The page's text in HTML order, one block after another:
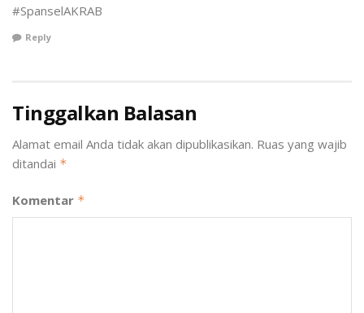
#SpanselAKRAB
Reply
Tinggalkan Balasan
Alamat email Anda tidak akan dipublikasikan. Ruas yang wajib
ditandai *
Komentar *